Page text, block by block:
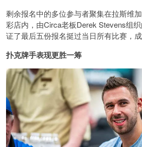
剩余报名中的多位参与者聚集在拉斯维
彩店内，由Circa老板Derek Stevens组
证了最后五份报名挺过当日所有比赛，成
扑克牌手表现更胜一筹